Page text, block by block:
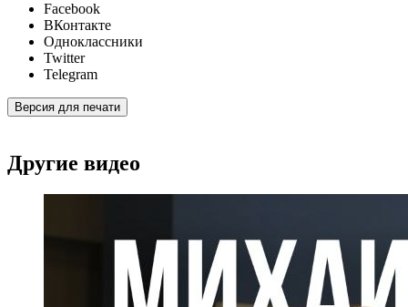
Facebook
ВКонтакте
Одноклассники
Twitter
Telegram
Версия для печати
Другие видео